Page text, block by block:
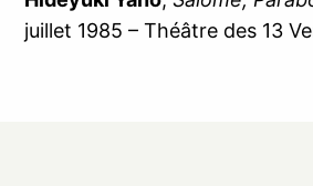
juillet 1985 – Théâtre des 13